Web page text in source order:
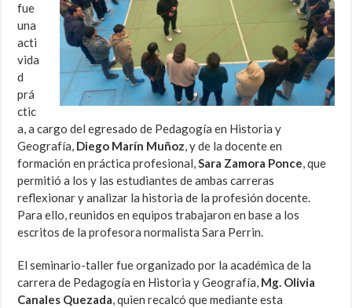
fue
una
acti
vida
d
prá
ctic
a, a cargo del egresado de Pedagogía en Historia y
Geografía, Diego Marín Muñoz, y de la docente en
formación en práctica profesional,Sara Zamora Ponce, que
permitió a los y las estudiantes de ambas carreras
reflexionar y analizar la historia de la profesión docente.
Para ello, reunidos en equipos trabajaron en base a los
escritos de la profesora normalista Sara Perrin.
El seminario-taller fue organizado por la académica de la
carrera de Pedagogía en Historia y Geografía, Mg. Olivia
Canales Quezada, quien recalcó que mediante esta